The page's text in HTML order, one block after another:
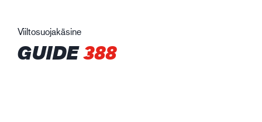
Viiltosuojakäsine
GUIDE388